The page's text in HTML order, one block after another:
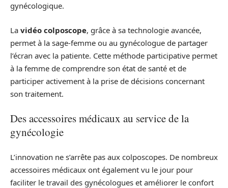
gynécologique.
La vidéo colposcope, grâce à sa technologie avancée,
permet à la sage-femme ou au gynécologue de partager
l’écran avec la patiente. Cette méthode participative permet
à la femme de comprendre son état de santé et de
participer activement à la prise de décisions concernant
son traitement.
Des accessoires médicaux au service de la
gynécologie
L’innovation ne s’arrête pas aux colposcopes. De nombreux
accessoires médicaux ont également vu le jour pour
faciliter le travail des gynécologues et améliorer le confort